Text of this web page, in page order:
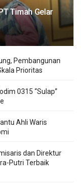
Timah Gelar
Pembangunan
Prioritas
0315 “Sulap”
Ahli Waris
dan Direktur
Putri Terbaik